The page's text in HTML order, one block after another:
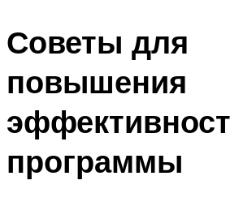
Советы для
повышения
программы